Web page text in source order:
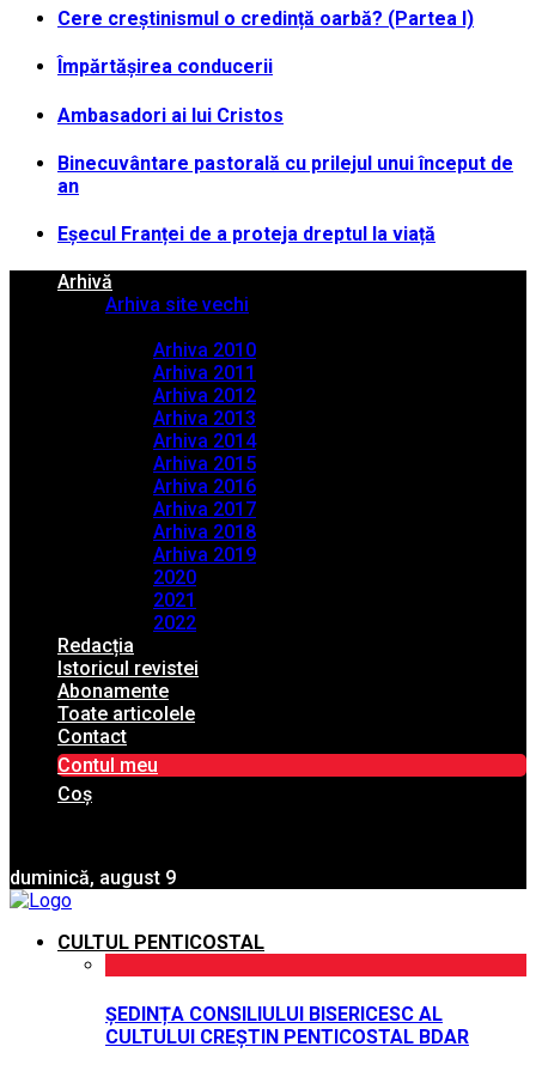
Cere creștinismul o credință oarbă? (Partea I)
Împărtășirea conducerii
Ambasadori ai lui Cristos
Binecuvântare pastorală cu prilejul unui început de
an
Eșecul Franței de a proteja dreptul la viață
Arhivă
Arhiva site vechi
Arhiva 2010
Arhiva 2011
Arhiva 2012
Arhiva 2013
Arhiva 2014
Arhiva 2015
Arhiva 2016
Arhiva 2017
Arhiva 2018
Arhiva 2019
2020
2021
2022
Redacția
Istoricul revistei
Abonamente
Toate articolele
Contact
Contul meu
Coș
duminică, august 9
CULTUL PENTICOSTAL
ȘEDINȚA CONSILIULUI BISERICESC AL
CULTULUI CREȘTIN PENTICOSTAL BDAR